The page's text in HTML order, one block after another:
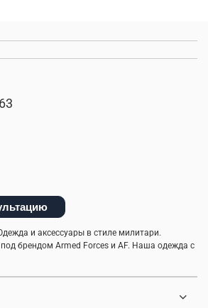
и аксессуары в стиле милитари.
брендом Armed Forces и AF. Наша одежда с